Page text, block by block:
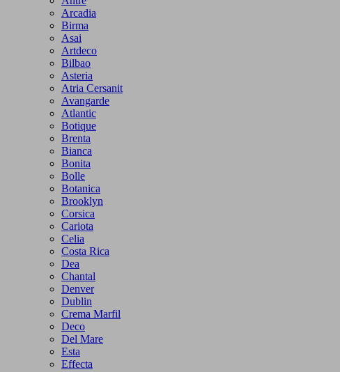
Arcadia
Birma
Asai
Artdeco
Bilbao
Asteria
Atria Cersanit
Avangarde
Atlantic
Botique
Brenta
Bianca
Bonita
Bolle
Botanica
Brooklyn
Corsica
Cariota
Celia
Costa Rica
Dea
Chantal
Denver
Dublin
Crema Marfil
Deco
Del Mare
Esta
Effecta